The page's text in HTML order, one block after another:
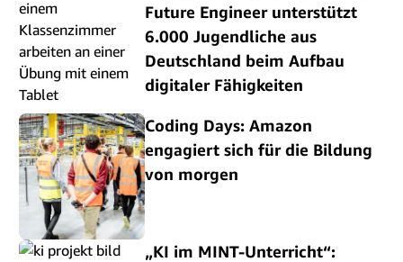
Future Engineer unterstützt
6.000 Jugendliche aus
Deutschland beim Aufbau
digitaler Fähigkeiten
Coding Days: Amazon
engagiert sich für die Bildung
von morgen
„KI im MINT-Unterricht“: